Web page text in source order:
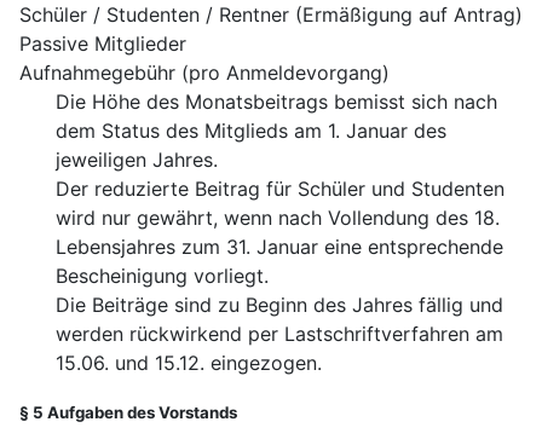
Schüler / Studenten / Rentner (Ermäßigung auf Antrag)
Passive Mitglieder
Aufnahmegebühr (pro Anmeldevorgang)
Die Höhe des Monatsbeitrags bemisst sich nach
dem Status des Mitglieds am 1. Januar des
jeweiligen Jahres.
Der reduzierte Beitrag für Schüler und Studenten
wird nur gewährt, wenn nach Vollendung des 18.
Lebensjahres zum 31. Januar eine entsprechende
Bescheinigung vorliegt.
Die Beiträge sind zu Beginn des Jahres fällig und
werden rückwirkend per Lastschriftverfahren am
15.06. und 15.12. eingezogen.
§ 5 Aufgaben des Vorstands